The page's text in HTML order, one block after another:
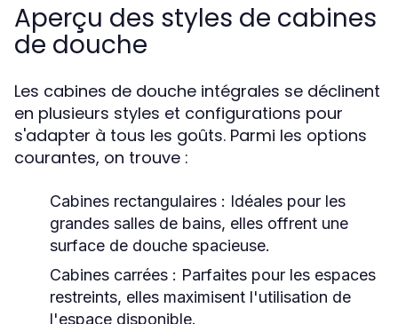
Aperçu des styles de cabines
de douche
Les cabines de douche intégrales se déclinent
en plusieurs styles et configurations pour
s'adapter à tous les goûts. Parmi les options
courantes, on trouve :
Cabines rectangulaires : Idéales pour les
grandes salles de bains, elles offrent une
surface de douche spacieuse.
Cabines carrées : Parfaites pour les espaces
restreints, elles maximisent l'utilisation de
l'espace disponible.